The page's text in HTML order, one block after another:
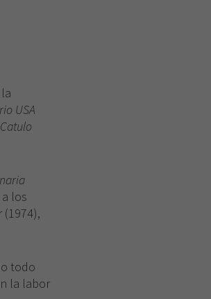
USA
los
(1974),
todo
la labor